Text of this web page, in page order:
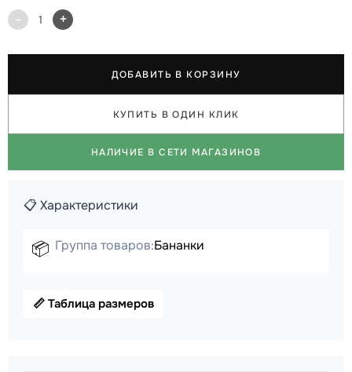
- 1 +
ДОБАВИТЬ В КОРЗИНУ
КУПИТЬ В ОДИН КЛИК
НАЛИЧИЕ В СЕТИ МАГАЗИНОВ
📋 Характеристики
📦 Группа товаров:Бананки
📏 Таблица размеров